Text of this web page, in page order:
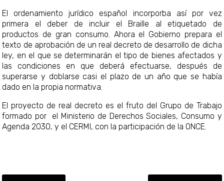
El ordenamiento jurídico español incorporba así por vez
primera el deber de incluir el Braille al etiquetado de
productos de gran consumo. Ahora el Gobierno prepara el
texto de aprobación de un real decreto de desarrollo de dicha
ley, en el que se determinarán el tipo de bienes afectados y
las condiciones en que deberá efectuarse, después de
superarse y doblarse casi el plazo de un año que se había
dado en la propia normativa.
El proyecto de real decreto es el fruto del Grupo de Trabajo
formado por el Ministerio de Derechos Sociales, Consumo y
Agenda 2030, y el CERMI, con la participación de la ONCE.